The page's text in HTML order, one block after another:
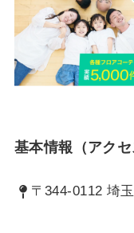
基本情報（アクセ
〒344-0112 埼